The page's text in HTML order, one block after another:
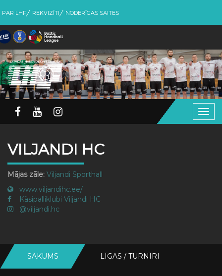
PAR LHF REKVIZĪTI NODERĪGAS SAITES
VILJANDI HC
Mājas zāle: Viljandi Sporthall
www.viljandihc.ee/
Käsipalliklubi Viljandi HC
@viljandi.hc
SĀKUMS LĪGAS / TURNĪRI